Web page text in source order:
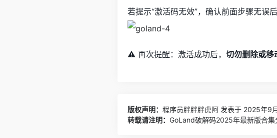
若提示“激活码无效”，确认前面步骤无误后
⚠️ 再次提醒：激活成功后， 切勿删除或移
版权声明： 程序员胖胖胖虎阿 发表于 2025年9
转载请注明： GoLand破解码2025年最新版合